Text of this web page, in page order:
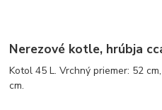
Nerezové kotle, hrúbja
Kotol 45 L. Vrchný priemer: 52
cm.